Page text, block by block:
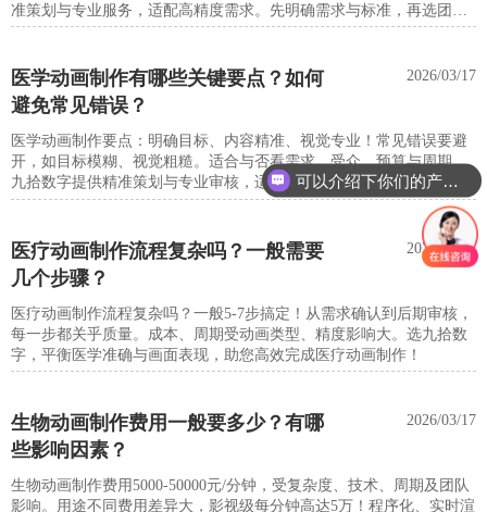
准策划与专业服务，适配高精度需求。先明确需求与标准，再选团
队，省预算又高效！
医学动画制作有哪些关键要点？如何
避免常见错误？
2026/03/17
医学动画制作要点：明确目标、内容精准、视觉专业！常见错误要避
开，如目标模糊、视觉粗糙。适合与否看需求、受众、预算与周期。
九拾数字提供精准策划与专业审核，适配复杂医学信息展示，助您高
效传递医学知识！
医疗动画制作流程复杂吗？一般需要
几个步骤？
2026/03/17
医疗动画制作流程复杂吗？一般5-7步搞定！从需求确认到后期审核，
每一步都关乎质量。成本、周期受动画类型、精度影响大。选九拾数
字，平衡医学准确与画面表现，助您高效完成医疗动画制作！
生物动画制作费用一般要多少？有哪
些影响因素？
2026/03/17
生物动画制作费用5000-50000元/分钟，受复杂度、技术、周期及团队
影响。用途不同费用差异大，影视级每分钟高达5万！程序化、实时渲
可以介绍下你们的产品么